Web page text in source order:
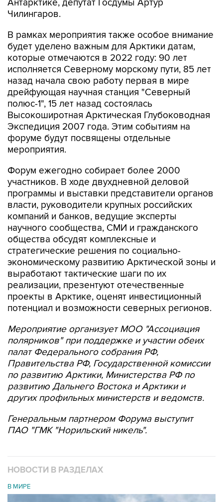
Антарктике, депутат Госдумы Артур
Чилингаров.
В рамках мероприятия также особое внимание
будет уделено важным для Арктики датам,
которые отмечаются в 2022 году: 90 лет
исполняется Северному морскому пути, 85 лет
назад начала свою работу первая в мире
дрейфующая научная станция "Северный
полюс-1", 15 лет назад состоялась
Высокоширотная Арктическая Глубоководная
Экспедиция 2007 года. Этим событиям на
форуме будут посвящены отдельные
мероприятия.
Форум ежегодно собирает более 2000
участников. В ходе двухдневной деловой
программы и выставки представители органов
власти, руководители крупных российских
компаний и банков, ведущие эксперты
научного сообщества, СМИ и гражданского
общества обсудят комплексные и
стратегические решения по социально-
экономическому развитию Арктической зоны и
выработают тактические шаги по их
реализации, презентуют отечественные
проекты в Арктике, оценят инвестиционный
потенциал и возможности северных регионов.
Мероприятие организует МОО "Ассоциация
полярников" при поддержке и участии обеих
палат Федерального собрания РФ,
Правительства РФ, Государственной комиссии
по развитию Арктики, Министерства РФ по
развитию Дальнего Востока и Арктики и
других профильных министерств и ведомств.
Генеральным партнером Форума выступит
ПАО "ГМК "Норильский никель".
НОВОСТИ В РАЗДЕЛАХ
В МИРЕ